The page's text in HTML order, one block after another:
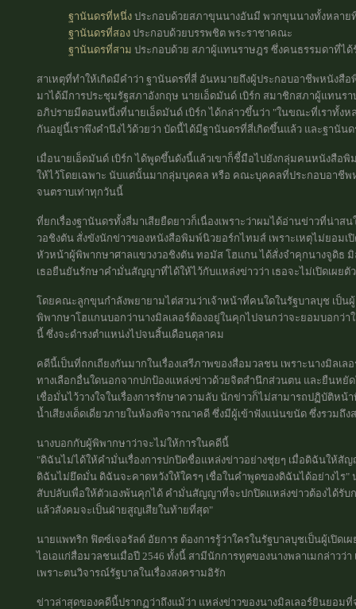
ฐานันดรที่หนึ่ง ประกอบด้วยสภาขุนนางอันมี พวกขุนนางทั้งหลาย
ฐานันดรที่สอง ประกอบด้วยบรรพชิต พระราชาคณะ
ฐานันดรที่สาม ประกอบด้วย สภาผู้แทนราษฎร ซึ่งคนธรรมดาที่ได้
สาเหตุที่ทำให้เกิดมีคำว่า ฐานันดรที่สี่ อันหมายถึงผู้ประกอบอาชีพหนัง
มาได้มีการประชุมรัฐสภาอังกฤษ นายเอ็ดมันด์ เบิร์ก สมาชิกสภาผู้แทนร
อภิปรายมีตอนหนึ่งที่นายเอ็ดมันด์ เบิร์ก ได้กล่าวขึ้นว่า "ในขณะที่เราทั้ง
กันอยู่นี้เราพึงคำนึงไว้ด้วยว่า บัดนี้ได้มีฐานันดรที่สี่เกิดขึ้นแล้ว และฐานัน
เมื่อนายเอ็ดมันด์ เบิร์ก ได้พูดขึ้นดังนี้แล้วเขาก็ชี้มือไปยังกลุ่มคนหนังสือ
ให้ไว้โดยเฉพาะ นับแต่นั้นมากลุ่มบุคคล หรือ คณะบุคคลที่ประกอบอาชี
จนตราบเท่าทุกวันนี้
ที่ยกเรื่องฐานันดรทั้งสี่มาเสียยืดยาวก็เนื่องเพราะว่าผมได้อ่านข่าวที่น่าส
วอชิงตัน สั่งขังนักข่าวของหนังสือพิมพ์นิวยอร์กไทมส์ เพราะเหตุไม่ยอม
หัวหน้าผู้พิพากษาศาลแขวงวอชิงตัน ทอมัส โฮแกน ได้สั่งจำคุกนางจูดิธ
เธอยืนยันรักษาคำมั่นสัญญาที่ได้ให้ไว้กับแหล่งข่าวว่า เธอจะไม่เปิดเผยตั
โดยคณะลูกขุนกำลังพยายามไต่สวนว่าเจ้าหน้าที่คนใดในรัฐบาลบุช เป็น
พิพากษาโฮแกนบอกว่านางมิลเลอร์ต้องอยู่ในคุกไปจนกว่าจะยอมบอกว่
นี้ ซึ่งจะดำรงตำแหน่งไปจนสิ้นเดือนตุลาคม
คดีนี้เป็นที่ถกเถียงกันมากในเรื่องเสรีภาพของสื่อมวลชน เพราะนางมิลเ
ทางเลือกอื่นใดนอกจากปกป้องแหล่งข่าวด้วยจิตสำนึกส่วนตน และยืนห
เชื่อมั่นไว้วางใจในเรื่องการรักษาความลับ นักข่าวก็ไม่สามารถปฏิบัติห
น้ำเสียงเด็ดเดี่ยวภายในห้องพิจารณาคดี ซึ่งมีผู้เข้าฟังแน่นขนัด ซึ่งรวมถึ
นางบอกกับผู้พิพากษาว่าจะไม่ให้การในคดีนี้
"ดิฉันไม่ได้ให้คำมั่นเรื่องการปกปิดชื่อแหล่งข่าวอย่างชุ่ยๆ เมื่อดิฉันให้
ดิฉันไม่ยึดมั่น ดิฉันจะคาดหวังให้ใครๆ เชื่อในคำพูดของดิฉันได้อย่างไร
สับปลับเพื่อให้ตัวเองพ้นคุกได้ คำมั่นสัญญาที่จะปกปิดแหล่งข่าวต้องได้รั
แล้วสังคมจะเป็นฝ่ายสูญเสียในท้ายที่สุด"
นายแพทริก ฟิตซ์เจอรัลด์ อัยการ ต้องการรู้ว่าใครในรัฐบาลบุชเป็นผู้เปิดเ
ไอเอแก่สื่อมวลชนเมื่อปี 2546 ทั้งนี้ สามีนักการทูตของนางพลาเมกล่าวว่
เพราะตนวิจารณ์รัฐบาลในเรื่องสงครามอิรัก
ข่าวล่าสุดของคดีนี้ปรากฏว่าถึงแม้ว่า แหล่งข่าวของนางมิลเลอร์ยินยอม